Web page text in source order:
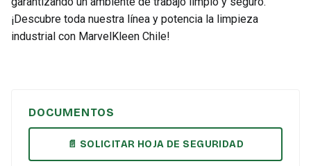
¡Descubre toda nuestra línea y potencia la limpieza
industrial con MarvelKleen Chile!
DOCUMENTOS
📄 SOLICITAR HOJA DE SEGURIDAD